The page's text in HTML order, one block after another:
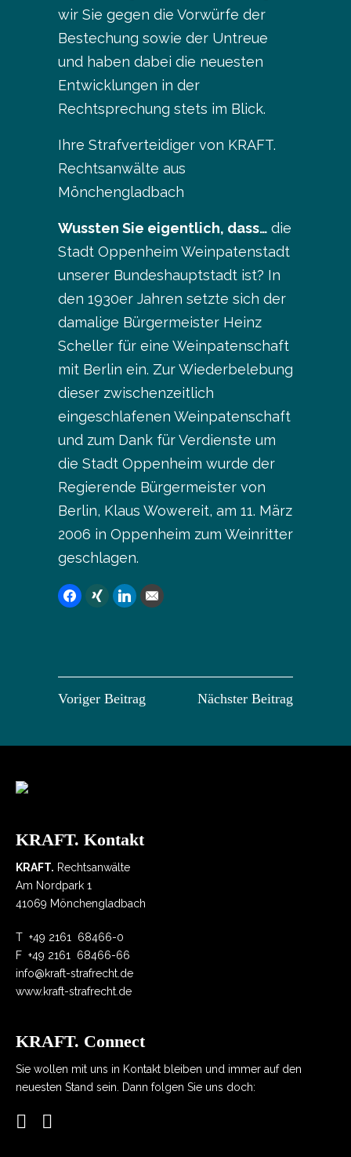
wir Sie gegen die Vorwürfe der
Bestechung sowie der Untreue
und haben dabei die neuesten
Entwicklungen in der
Rechtsprechung stets im Blick.
Ihre Strafverteidiger von KRAFT.
Rechtsanwälte aus
Mönchengladbach
Wussten Sie eigentlich, dass… die
Stadt Oppenheim Weinpatenstadt
unserer Bundeshauptstadt ist? In
den 1930er Jahren setzte sich der
damalige Bürgermeister Heinz
Scheller für eine Weinpatenschaft
mit Berlin ein. Zur Wiederbelebung
dieser zwischenzeitlich
eingeschlafenen Weinpatenschaft
und zum Dank für Verdienste um
die Stadt Oppenheim wurde der
Regierende Bürgermeister von
Berlin, Klaus Wowereit, am 11. März
2006 in Oppenheim zum Weinritter
geschlagen.
Voriger Beitrag Nächster Beitrag
KRAFT. Kontakt
KRAFT. Rechtsanwälte
Am Nordpark 1
41069 Mönchengladbach
T +49 2161 68466-0
F +49 2161 68466-66
info@kraft-strafrecht.de
www.kraft-strafrecht.de
KRAFT. Connect
Sie wollen mit uns in Kontakt bleiben und immer auf den
neuesten Stand sein. Dann folgen Sie uns doch: